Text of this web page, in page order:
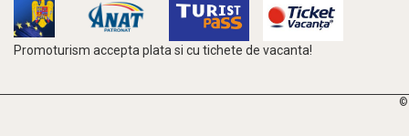
Promoturism accepta plata si cu tichete de vacanta!
©